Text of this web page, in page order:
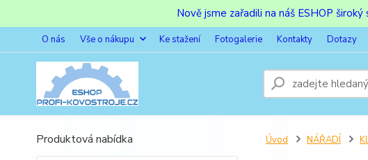
Nově jsme zařadili na náš ESHOP
O nás Vše o nákupu Ke stažení Fotogalerie Kontakty Dotazy
Produktová nabídka Úvod NÁŘADÍ